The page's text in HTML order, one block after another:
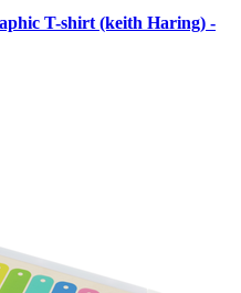
T-shirt (keith Haring) -